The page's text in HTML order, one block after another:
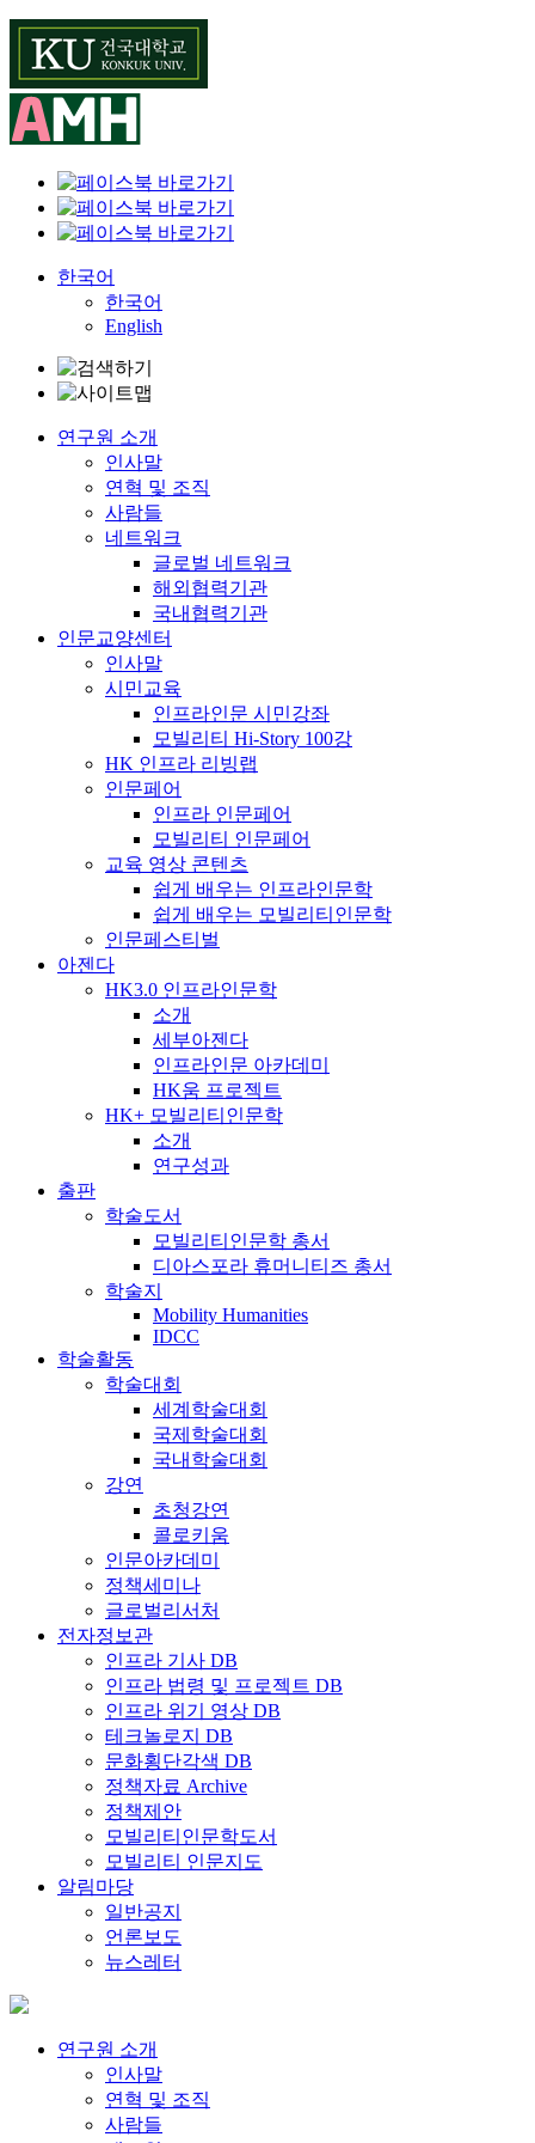
Skip
content
한국어
한국어
English
연구원 소개
인사말
연혁 및 조직
사람들
네트워크
글로벌 네트워크
해외협력기관
국내협력기관
인문교양센터
인사말
시민교육
인프라인문 시민강좌
모빌리티 Hi-Story 100강
HK 인프라 리빙랩
인문페어
인프라 인문페어
모빌리티 인문페어
교육 영상 콘텐츠
쉽게 배우는 인프라인문학
쉽게 배우는 모빌리티인문학
인문페스티벌
아젠다
HK3.0 인프라인문학
소개
세부아젠다
인프라인문 아카데미
HK움 프로젝트
HK+ 모빌리티인문학
소개
연구성과
출판
학술도서
모빌리티인문학 총서
디아스포라 휴머니티즈 총서
학술지
Mobility Humanities
IDCC
학술활동
학술대회
세계학술대회
국제학술대회
국내학술대회
강연
초청강연
콜로키움
인문아카데미
정책세미나
글로벌리서처
전자정보관
인프라 기사 DB
인프라 법령 및 프로젝트 DB
인프라 위기 영상 DB
테크놀로지 DB
문화횡단각색 DB
정책자료 Archive
정책제안
모빌리티인문학도서
모빌리티 인문지도
알림마당
일반공지
언론보도
뉴스레터
연구원 소개
인사말
연혁 및 조직
사람들